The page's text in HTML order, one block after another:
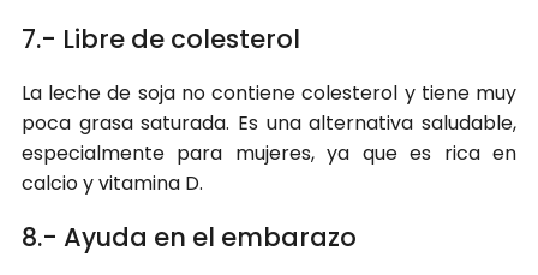
7.- Libre de colesterol
La leche de soja no contiene colesterol y tiene muy
poca grasa saturada. Es una alternativa saludable,
especialmente para mujeres, ya que es rica en
calcio y vitamina D.
8.- Ayuda en el embarazo